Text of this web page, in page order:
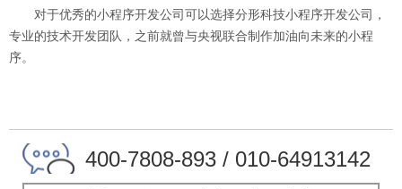
对于优秀的小程序开发公司可以选择分形科技小程序开发公司，
专业的技术开发团队，之前就曾与央视联合制作加油向未来的小程
序。
400-7808-893 / 010-64913142